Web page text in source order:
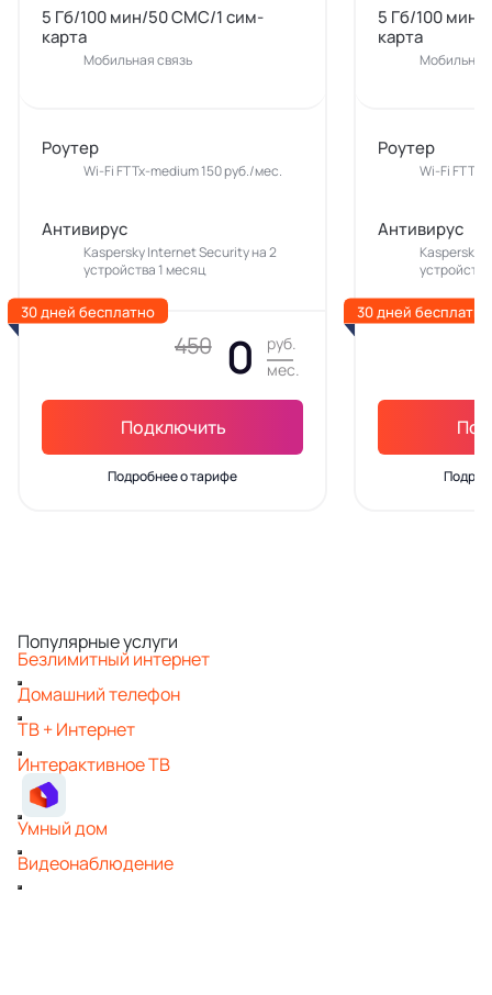
5 Гб/100 мин/50 СМС/1 сим-
карта
Мобильная связь
Роутер
Wi-Fi FTTx-medium 150 руб./мес.
Антивирус
Kaspersky Internet Security на 2
устройства 1 месяц
450 0
руб.
мес.
Подключить
Подробнее о тарифе
30 дней бесплатно
5 Гб/100
карта
Мобильная
Роутер
Wi-Fi
Антивирус
Kaspersky
30 дней бесплатно
Популярные услуги
Безлимитный интернет
Домашний телефон
ТВ + Интернет
Интерактивное ТВ
Умный дом
Видеонаблюдение